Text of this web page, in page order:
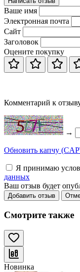
Ваше имя
Электронная почта
Сайт
Заголовок
Оцените покупку
Комментарий к
→
Обновить капчу
Я принимаю
данных
Ваш отзыв будет
Добавить отзыв
Смотрите также
Новинка